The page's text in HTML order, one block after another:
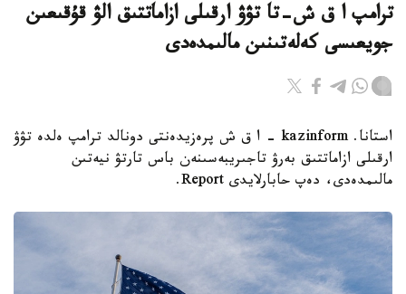
ترامپ ا ق ش-تا تۋۋ ارقىلى ازاماتتىق الۋ قۇقىعىن
جويعىسى كەلەتىنىن مالىمدەدى
استانا. kazinform - ا ق ش پرەزيدەنتى دونالد ترامپ ەلدە تۋۋ
ارقىلى ازاماتتىق بەرۋ تاجىريبەسىنەن باس تارتۋ نيەتىن
مالىمدەدى، دەپ حابارلايدى Report.